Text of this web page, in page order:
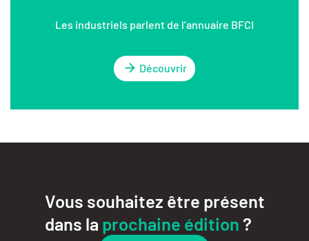
Les industriels parlent de l’annuaire BFCI
Découvrir
Vous souhaitez être présent
dans la prochaine édition?